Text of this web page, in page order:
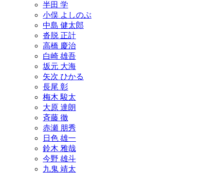
半田 学
小俣 よしのぶ
中島 健太郎
沓脱 正計
高橋 慶治
白崎 雄吾
坂元 大海
矢次 ひかる
長尾 彰
梅木 駿太
大原 達朗
斉藤 徹
赤瀬 朋秀
日色 雄一
鈴木 雅哉
今野 雄斗
九鬼 靖太